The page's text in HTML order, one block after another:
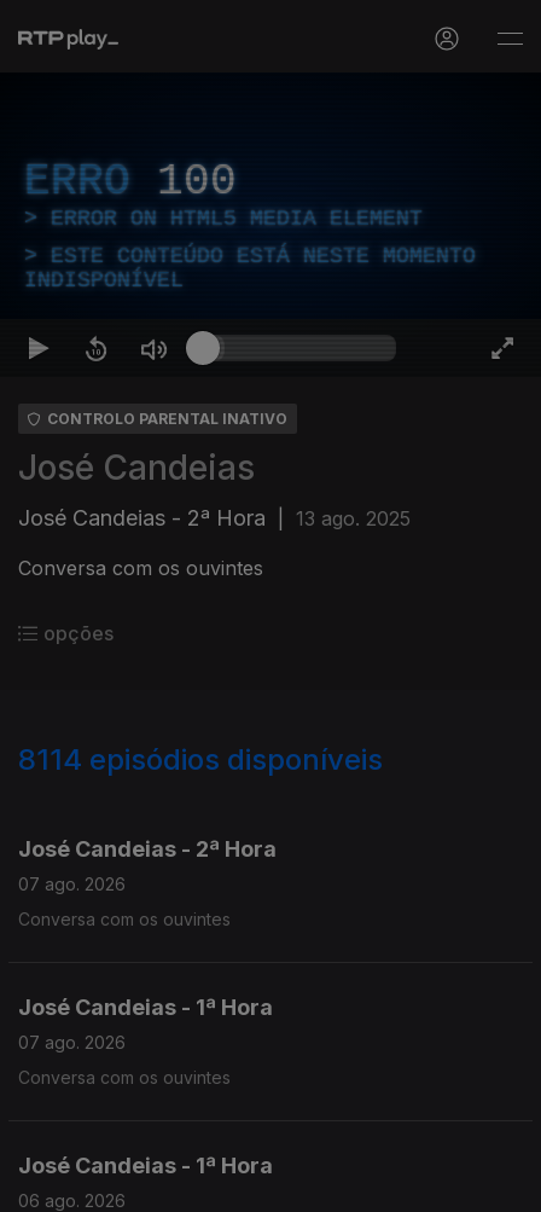
ERRO 100
ERROR ON HTML5 MEDIA ELEMENT
ESTE CONTEÚDO ESTÁ NESTE MOMENTO
INDISPONÍVEL
CONTROLO PARENTAL INATIVO
José Candeias
José Candeias - 2ª Hora 13 ago. 2025
Conversa com os ouvintes
opções
8114 episódios disponíveis
José Candeias - 2ª Hora
07 ago. 2026
Conversa com os ouvintes
José Candeias - 1ª Hora
07 ago. 2026
Conversa com os ouvintes
José Candeias - 1ª Hora
06 ago. 2026